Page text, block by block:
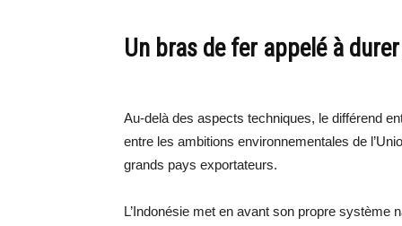
Un bras de fer appelé à durer
Au-delà des aspects techniques, le différend
entre les ambitions environnementales de
grands pays exportateurs.
L’Indonésie met en avant son propre